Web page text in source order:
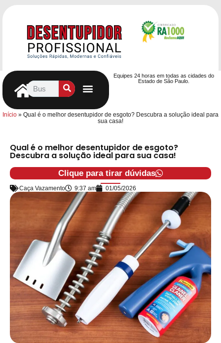
Equipes 24 horas em todas as cidades do
Estado de São Paulo.
Início » Qual é o melhor desentupidor de esgoto? Descubra a solução ideal para
sua casa!
Qual é o melhor desentupidor de esgoto?
Descubra a solução ideal para sua casa!
Clique para tirar dúvidas
Caça Vazamento 9:37 am 01/05/2026